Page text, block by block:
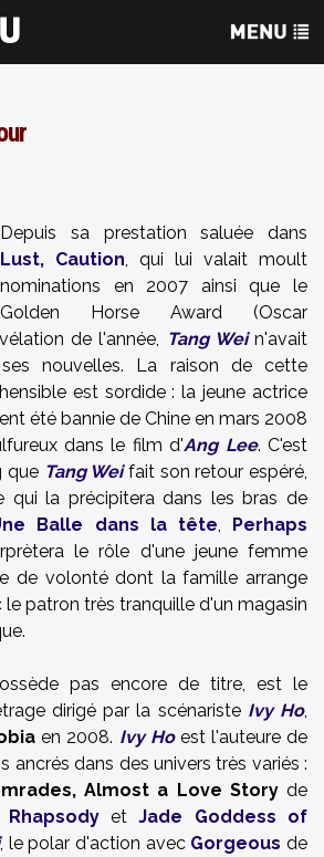
Depuis sa prestation saluée dans
Lust, Caution, qui lui valait moult
nominations en 2007 ainsi que le
Golden Horse Award (Oscar
de l'année, Tang Wein'avait
nouvelles. La raison de cette
est sordide : la jeune actrice
été bannie de Chine en mars 2008
dans le film d'Ang Lee. C'est
que Tang Weifait son retour espéré,
qui la précipitera dans les bras de
Balle dans la tête, Perhaps
le rôle d'une jeune femme
de volonté dont la famille arrange
patron très tranquille d'un magasin
pas encore de titre, est le
dirigé par la scénariste Ivy Ho,
en 2008. Ivy Hoest l'auteure de
ancrés dans des univers très variés :
Almost a Love Storyde
RhapsodyetJade Goddess of
, le polar d'action avec Gorgeous de